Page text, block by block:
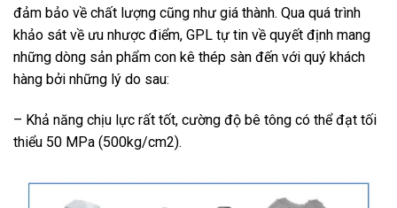
đảm bảo về chất lượng cũng như giá thành. Qua quá trình
khảo sát về ưu nhược điểm, GPL tự tin về quyết định mang
những dòng sản phẩm con kê thép sàn đến với quý khách
hàng bởi những lý do sau:
– Khả năng chịu lực rất tốt, cường độ bê tông có thể đạt tối
thiểu 50 MPa (500kg/cm2).